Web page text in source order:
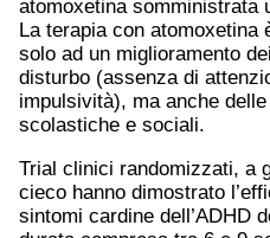
atomoxetina somministrata
La terapia con atomoxetina
solo ad un miglioramento
disturbo (assenza di
impulsività), ma anche
scolastiche e sociali.
Trial clinici randomizzati, a
cieco hanno dimostrato
sintomi cardine dell’ADHD